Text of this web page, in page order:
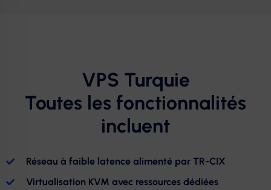
VPS Turquie
Toutes les fonctionnalités
incluent
Réseau à faible latence alimenté par TR-CIX
Virtualisation KVM avec ressources dédiées